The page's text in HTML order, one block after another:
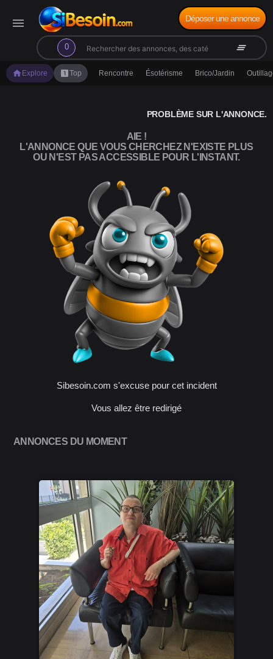
menu
0
search clear_all
Déposer une annonce
home Explore looks_oneTop Rencontre Ésotérisme Brico/Jardin
PROBLÈME SUR L'ANNONCE.
AIE !
L'ANNONCE QUE VOUS CHERCHEZ N'EXISTE PLUS
OU N'EST PAS ACCESSIBLE POUR L'INSTANT.
Sibesoin.com s'excuse pour cet incident
Vous allez être redirigé
ANNONCES DU MOMENT